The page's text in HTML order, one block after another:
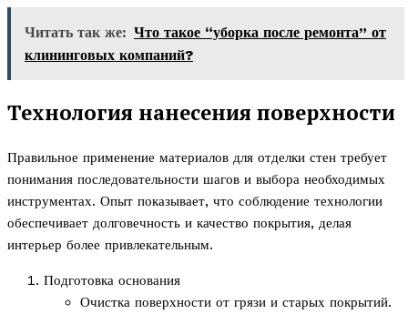
Читать так же: Что такое “уборка после ремонта” от
клининговых компаний?
Технология нанесения поверхности
Правильное применение материалов для отделки стен требует
понимания последовательности шагов и выбора необходимых
инструментах. Опыт показывает, что соблюдение технологии
обеспечивает долговечность и качество покрытия, делая
интерьер более привлекательным.
Подготовка основания
Очистка поверхности от грязи и старых покрытий.